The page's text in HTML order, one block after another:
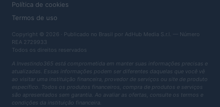
Política de cookies
Termos de uso
Copyright © 2026 · Publicado no Brasil por AdHub Media S.r.l. — Número
REA 2729933
Todos os direitos reservados
A Investindo365 está comprometida em manter suas informações precisas e
atualizadas. Essas informações podem ser diferentes daquelas que você vê
ao visitar uma instituição financeira, provedor de serviços ou site de produto
específico. Todos os produtos financeiros, compra de produtos e serviços
são apresentados sem garantia. Ao avaliar as ofertas, consulte os termos e
condições da instituição financeira.